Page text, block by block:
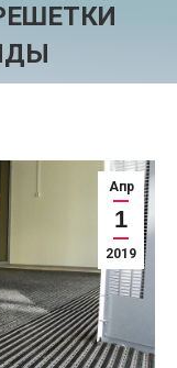
Апр
1
2019